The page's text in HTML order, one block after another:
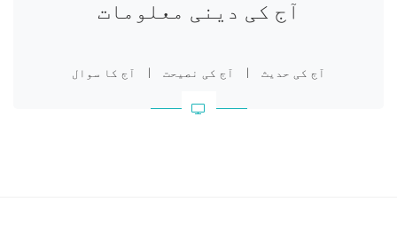
آج کی دینی معلومات
آج کی حدیث | آج کی نصیحت | آج کا سوال